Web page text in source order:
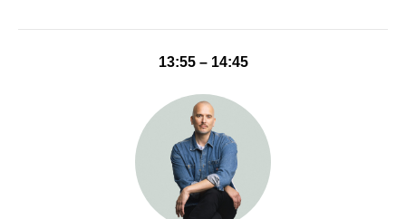
13:55 – 14:45